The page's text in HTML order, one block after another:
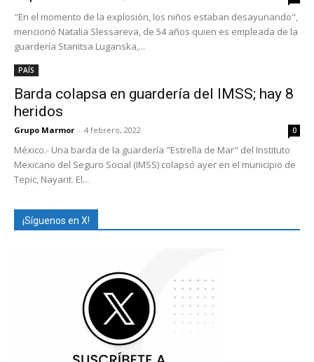
"En el momento de la explosión, los niños estaban desayunando",
mencionó Natalia Slessareva, de 54 años quien es empleada de la
guardería Stanitsa Luganska,...
PAÍS
Barda colapsa en guardería del IMSS; hay 8
heridos
Grupo Marmor - 4 febrero, 2022 0
México.- Una barda de la guardería "Estrella de Mar" del Instituto
Mexicano del Seguro Social (IMSS) colapsó ayer en el municipio de
Tepic, Nayarit. El...
¡Síguenos en X!